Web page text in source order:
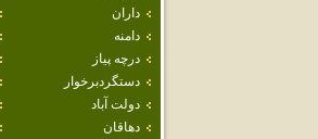
داران
دامنه
درچه پياز
دستگردبرخوار
دولت آباد
دهاقان